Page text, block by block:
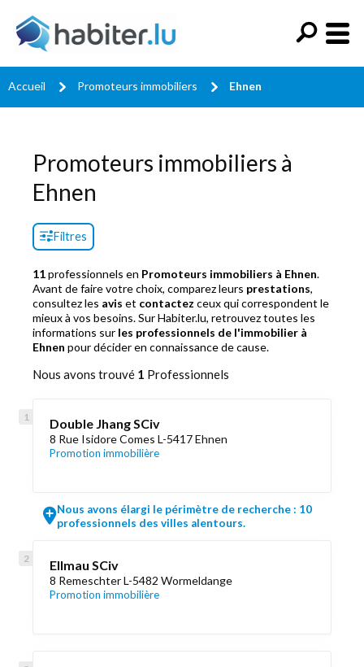
Accueil Promoteurs immobiliers Ehnen
Promoteurs immobiliers à
Ehnen
Filtres
11professionnels en Promoteurs immobiliers à Ehnen.
Avant de faire votre choix, comparez leurs prestations,
consultez les avis et contactez ceux qui correspondent le
mieux à vos besoins. Sur Habiter.lu, retrouvez toutes les
informations sur les professionnels de l'immobilier à
Ehnen pour décider en connaissance de cause.
Nous avons trouvé 1 Professionnels
Double Jhang SCiv
8 Rue Isidore Comes L-5417 Ehnen
Promotion immobilière
Nous avons élargi le périmètre de recherche : 10
professionnels des villes alentours.
Ellmau SCiv
8 Remeschter L-5482 Wormeldange
Promotion immobilière